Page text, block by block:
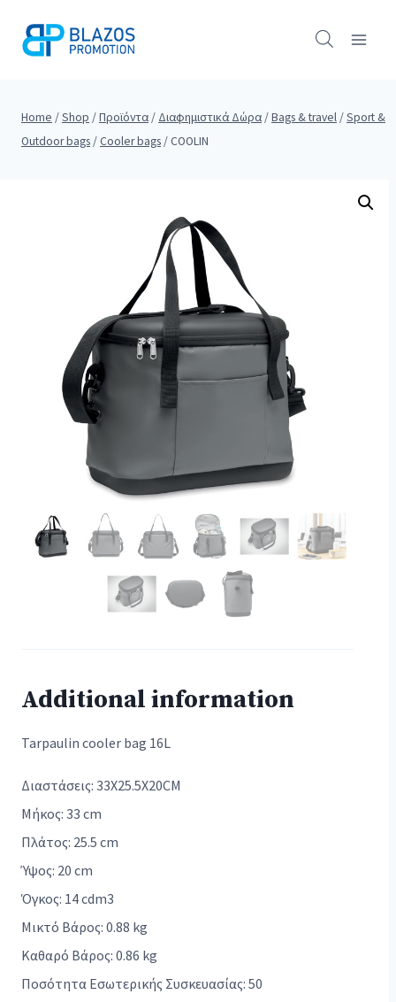
Home /Shop /Προϊόντα / Διαφημιστικά Δώρα /Bags & travel /Sport &
Outdoor bags /Cooler bags /COOLIN
Additional information
Tarpaulin cooler bag 16L
Διαστάσεις: 33X25.5X20CM
Μήκος: 33 cm
Πλάτος: 25.5 cm
Ύψος: 20 cm
Όγκος: 14 cdm3
Μικτό Βάρος: 0.88 kg
Καθαρό Βάρος: 0.86 kg
Ποσότητα Εσωτερικής Συσκευασίας: 50